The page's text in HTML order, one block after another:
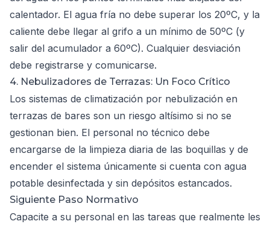
calentador. El agua fría no debe superar los 20ºC, y la
caliente debe llegar al grifo a un mínimo de 50ºC (y
salir del acumulador a 60ºC). Cualquier desviación
debe registrarse y comunicarse.
4. Nebulizadores de Terrazas: Un Foco Crítico
Los sistemas de climatización por nebulización en
terrazas de bares son un riesgo altísimo si no se
gestionan bien. El personal no técnico debe
encargarse de la limpieza diaria de las boquillas y de
encender el sistema únicamente si cuenta con agua
potable desinfectada y sin depósitos estancados.
Siguiente Paso Normativo
Capacite a su personal en las tareas que realmente les